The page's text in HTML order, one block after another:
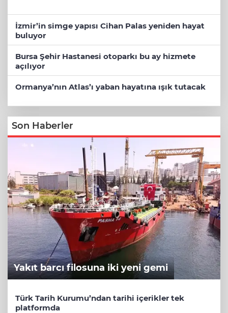
İzmir’in simge yapısı Cihan Palas yeniden hayat
buluyor
Bursa Şehir Hastanesi otoparkı bu ay hizmete
açılıyor
Ormanya’nın Atlas’ı yaban hayatına ışık tutacak
Son Haberler
Yakıt barcı filosuna iki yeni gemi
Türk Tarih Kurumu’ndan tarihi içerikler tek
platformda